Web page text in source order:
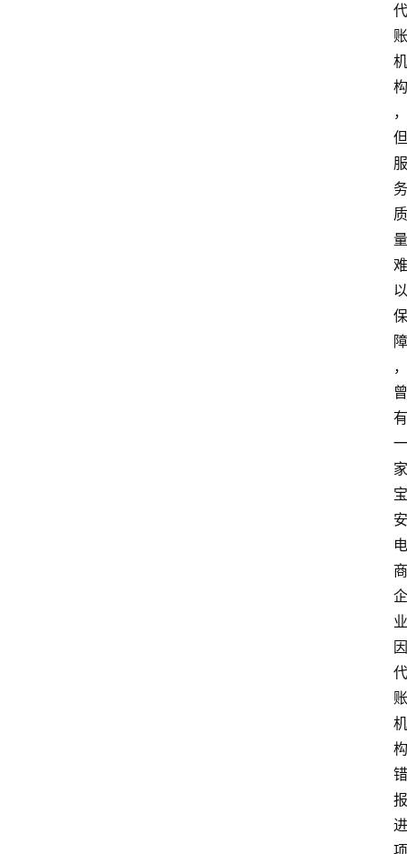
代
账
机
构
，
但
服
务
质
量
难
以
保
障
，
曾
有
一
家
宝
安
电
商
企
业
因
代
账
机
构
错
报
进
项